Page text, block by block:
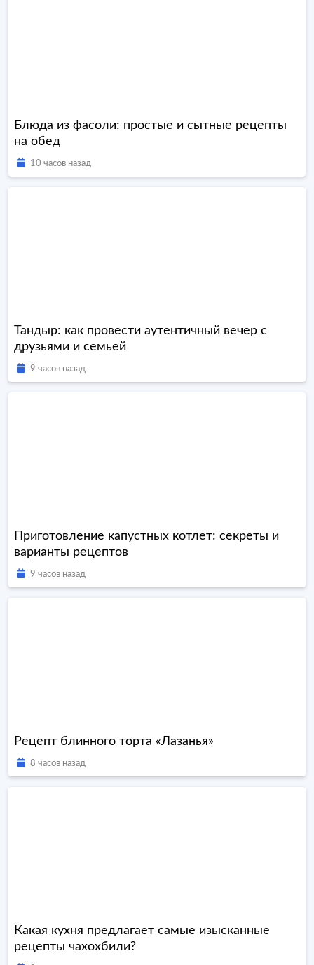
Блюда из фасоли: простые и сытные рецепты
на обед
10 часов назад
Тандыр: как провести аутентичный вечер с
друзьями и семьей
9 часов назад
Приготовление капустных котлет: секреты и
варианты рецептов
9 часов назад
Рецепт блинного торта «Лазанья»
8 часов назад
Какая кухня предлагает самые изысканные
рецепты чахохбили?